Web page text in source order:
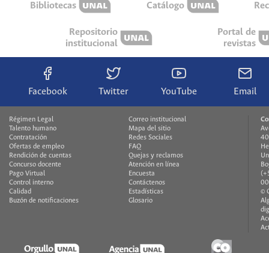
Bibliotecas Catálogo
Repositorio
institucional
Portal de
revistas
Facebook Twitter YouTube Email
Régimen Legal
Talento humano
Contratación
Ofertas de empleo
Rendición de cuentas
Concurso docente
Pago Virtual
Control interno
Calidad
Buzón de notificaciones
Correo institucional
Mapa del sitio
Redes Sociales
FAQ
Quejas y reclamos
Atención en línea
Encuesta
Contáctenos
Estadísticas
Glosario
©